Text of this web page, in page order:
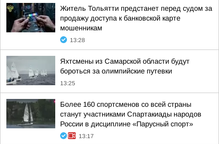
Житель Тольятти предстанет перед судом за
продажу доступа к банковской карте
мошенникам
13:28
Яхтсмены из Самарской области будут
бороться за олимпийские путевки
13:25
Более 160 спортсменов со всей страны
станут участниками Спартакиады народов
России в дисциплине «Парусный спорт»
13:17